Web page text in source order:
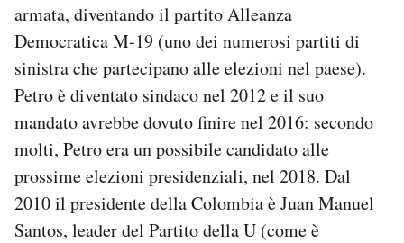
armata, diventando il partito Alleanza
Democratica M-19 (uno dei numerosi partiti di
sinistra che partecipano alle elezioni nel paese).
Petro è diventato sindaco nel 2012 e il suo
mandato avrebbe dovuto finire nel 2016: secondo
molti, Petro era un possibile candidato alle
prossime elezioni presidenziali, nel 2018. Dal
2010 il presidente della Colombia è Juan Manuel
Santos, leader del Partito della U (come è